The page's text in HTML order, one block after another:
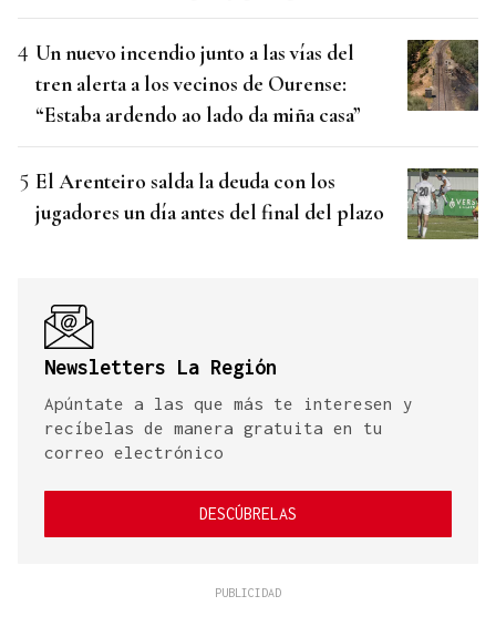
Un nuevo incendio junto a las vías del
tren alerta a los vecinos de Ourense:
“Estaba ardendo ao lado da miña casa”
El Arenteiro salda la deuda con los
jugadores un día antes del final del plazo
Newsletters La Región
Apúntate a las que más te interesen y
recíbelas de manera gratuita en tu
correo electrónico
DESCÚBRELAS